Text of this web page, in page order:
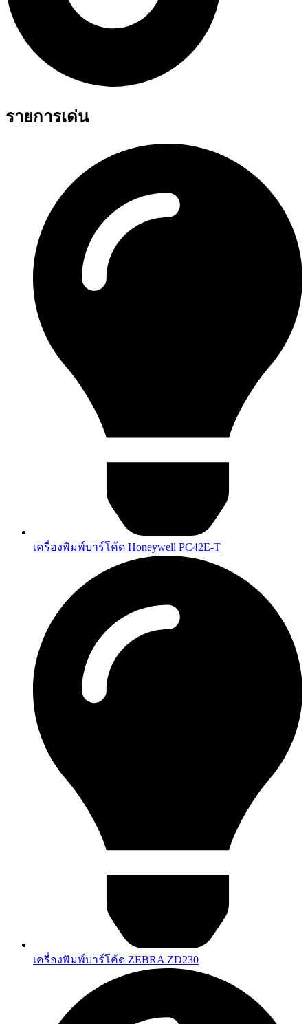
รายการเด่น
เครื่องพิมพ์บาร์โค้ด Honeywell PC42E-T
เครื่องพิมพ์บาร์โค้ด ZEBRA ZD230